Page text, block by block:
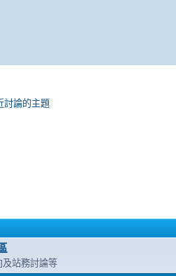
討論的主題
及站務討論等